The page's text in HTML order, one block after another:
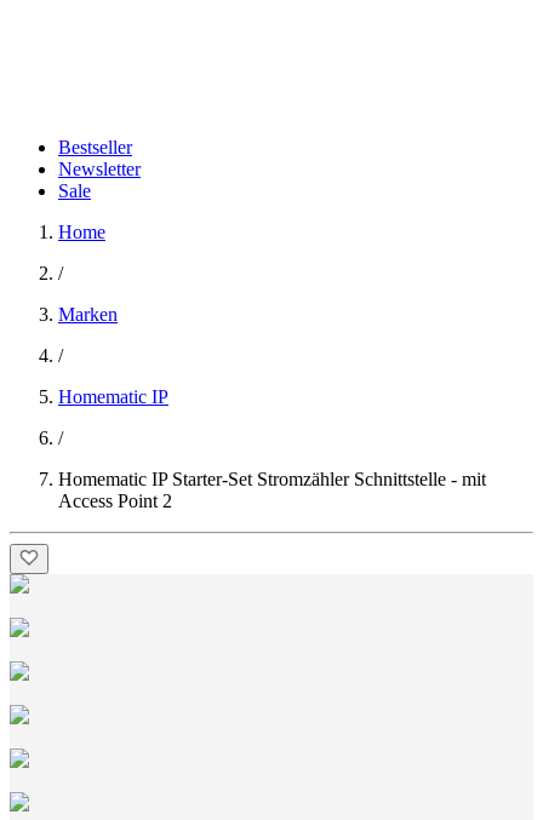
Bestseller
Newsletter
Sale
Home
/
Marken
/
Homematic IP
/
Homematic IP Starter-Set Stromzähler Schnittstelle - mit
Access Point 2